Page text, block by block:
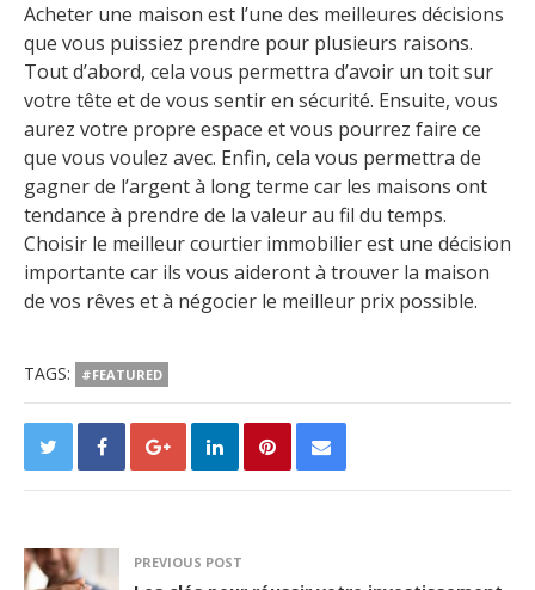
Acheter une maison est l’une des meilleures décisions
que vous puissiez prendre pour plusieurs raisons.
Tout d’abord, cela vous permettra d’avoir un toit sur
votre tête et de vous sentir en sécurité. Ensuite, vous
aurez votre propre espace et vous pourrez faire ce
que vous voulez avec. Enfin, cela vous permettra de
gagner de l’argent à long terme car les maisons ont
tendance à prendre de la valeur au fil du temps.
Choisir le meilleur courtier immobilier est une décision
importante car ils vous aideront à trouver la maison
de vos rêves et à négocier le meilleur prix possible.
TAGS: #FEATURED
PREVIOUS POST